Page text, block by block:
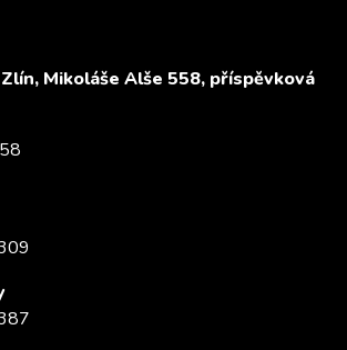
Mikoláše Alše 558, příspěvková